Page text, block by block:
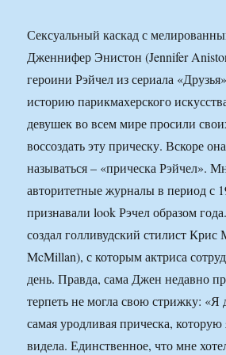
Сексуальный каскад с
Дженнифер Энистон (Jennifer
героини Рэйчел из сериала
историю парикмахерского
девушек во всем мире просили
воссоздать эту прическу. Вскоре
называться – «прическа Рэйчел».
авторитетные журналы в период с
признавали look Рэчел образом
создал голливудский стилист
McMillan), с которым актриса
день. Правда, сама Джен недавно
терпеть не могла свою стрижку:
самая уродливая прическа, которую
видела. Единственное, что мне